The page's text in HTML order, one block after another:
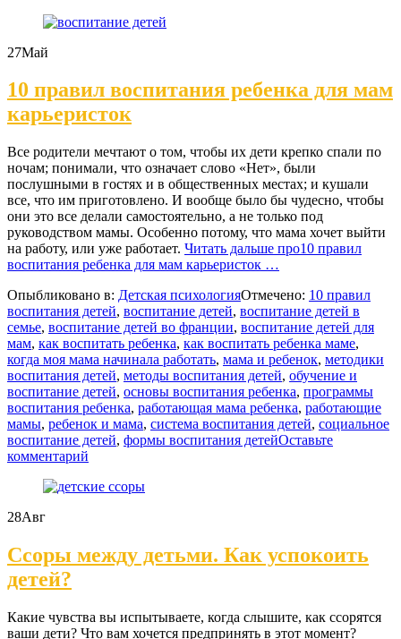
27Май
10 правил воспитания ребенка для мам
карьеристок
Все родители мечтают о том, чтобы их дети крепко спали по
ночам; понимали, что означает слово «Нет», были
послушными в гостях и в общественных местах; и кушали
все, что им приготовлено. И вообще было бы чудесно, чтобы
они это все делали самостоятельно, а не только под
руководством мамы. Особенно потому, что мама хочет выйти
на работу, или уже работает. Читать дальше про10 правил
воспитания ребенка для мам карьеристок …
Опыбликовано в: Детская психологияОтмечено: 10 правил
воспитания детей, воспитание детей, воспитание детей в
семье, воспитание детей во франции, воспитание детей для
мам, как воспитать ребенка, как воспитать ребенка маме,
когда моя мама начинала работать, мама и ребенок, методики
воспитания детей, методы воспитания детей, обучение и
воспитание детей, основы воспитания ребенка, программы
воспитания ребенка, работающая мама ребенка, работающие
мамы, ребенок и мама, система воспитания детей, социальное
воспитание детей, формы воспитания детейОставьте
комментарий
28Авг
Ссоры между детьми. Как успокоить
детей?
Какие чувства вы испытываете, когда слышите, как ссорятся
ваши дети? Что вам хочется предпринять в этот момент?